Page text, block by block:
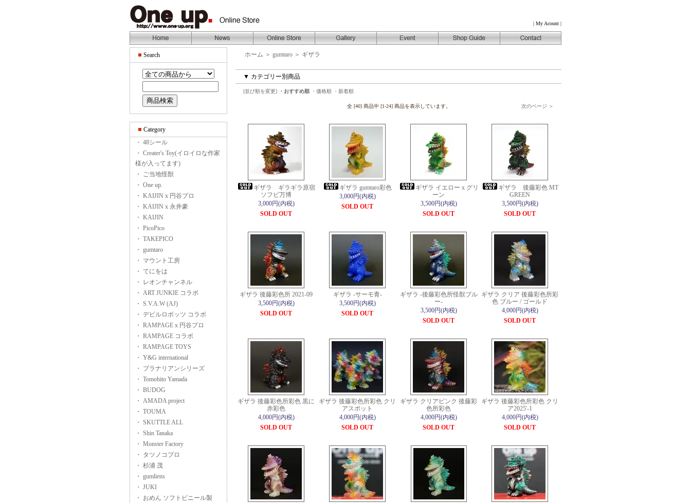
| My Acount |
Search
Category
・ 48シール
・ Creater's Toy(イロイロな作家
様が入ってます)
・ ご当地怪獣
・ One up.
・ KAIJIN x 円谷プロ
・ KAIJIN x 永井豪
・ KAIJIN
・ PicoPico
・ TAKEPICO
・ gumtaro
・ マウント工房
・ てにをは
・ レオンチャンネル
・ ART JUNKIE コラボ
・ S.V.A.W (AJ)
・ デビルロボッツ コラボ
・ RAMPAGE x 円谷プロ
・ RAMPAGE コラボ
・ RAMPAGE TOYS
・ Y&G international
・ プラナリアンシリーズ
・ Tomohito Yamada
・ BUDOG
・ AMADA project
・ TOUMA
・ SKUTTLE ALL
・ Shin Tanaka
・ Monster Factory
・ タツノコプロ
・ 杉浦 茂
・ gumliens
・ JUKI
・ おめん ソフトビニール製
ホーム ＞ gumtaro ＞ ギザラ
▼ カテゴリー別商品
[並び順を変更] ・おすすめ順 ・価格順 ・新着順
全 [40] 商品中 [1-24] 商品を表示しています。 次のページ ＞
ギザラ ギラギラ原宿
ソフビ万博
3,000円(内税)
SOLD OUT
ギザラ gumtaro彩色
3,000円(内税)
SOLD OUT
ギザラ イエロー x グリ
ーン
3,500円(内税)
SOLD OUT
ギザラ 後藤彩色 MT
GREEN
3,500円(内税)
SOLD OUT
ギザラ 後藤彩色所 2021-09
3,500円(内税)
SOLD OUT
ギザラ -サーモ青-
3,500円(内税)
SOLD OUT
ギザラ -後藤彩色所怪獣ブル
ー-
3,500円(内税)
SOLD OUT
ギザラ クリア 後藤彩色所彩
色 ブルー / ゴールド
4,000円(内税)
SOLD OUT
ギザラ 後藤彩色所彩色 黒に
赤彩色
4,000円(内税)
SOLD OUT
ギザラ 後藤彩色所彩色 クリ
アスポット
4,000円(内税)
SOLD OUT
ギザラ クリアピンク 後藤彩
色所彩色
4,000円(内税)
SOLD OUT
ギザラ 後藤彩色所彩色 クリ
ア2025'-1
4,000円(内税)
SOLD OUT